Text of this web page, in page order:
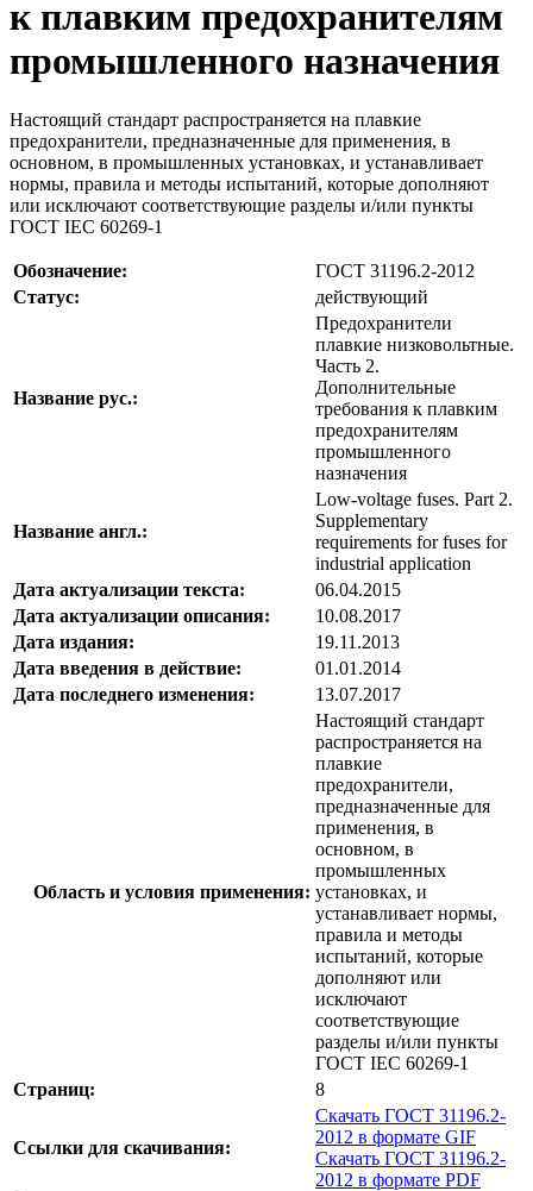
к плавким предохранителям
промышленного назначения
Настоящий стандарт распространяется на плавкие
предохранители, предназначенные для применения, в
основном, в промышленных установках, и устанавливает
нормы, правила и методы испытаний, которые дополняют
или исключают соответствующие разделы и/или пункты
ГОСТ IEC 60269-1
Обозначение:
ГОСТ 31196.2-2012
Статус:
действующий
Название рус.:
Предохранители
плавкие низковольтные.
Часть 2.
Дополнительные
требования к плавким
предохранителям
промышленного
назначения
Название англ.:
Low-voltage fuses. Part 2.
Supplementary
requirements for fuses for
industrial application
Дата актуализации текста:
06.04.2015
Дата актуализации описания:
10.08.2017
Дата издания:
19.11.2013
Дата введения в действие:
01.01.2014
Дата последнего изменения:
13.07.2017
Область и условия применения:
Настоящий стандарт
распространяется на
плавкие
предохранители,
предназначенные для
применения, в
основном, в
промышленных
установках, и
устанавливает нормы,
правила и методы
испытаний, которые
дополняют или
исключают
соответствующие
разделы и/или пункты
ГОСТ IEC 60269-1
Страниц:
8
Ссылки для скачивания:
Скачать ГОСТ 31196.2-
2012 в формате GIF
Скачать ГОСТ 31196.2-
2012 в формате PDF